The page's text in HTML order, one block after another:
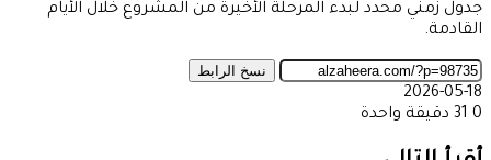
جدول زمني محدد لبدء المرحلة الأخيرة من المشروع خلال الأيام
القادمة.
نسخ الرابط
2026-05-18
0
دقيقة واحدة
عبر